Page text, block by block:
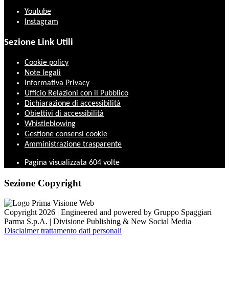
Youtube
Instagram
Sezione Link Utili
Cookie policy
Note legali
Informativa Privacy
Ufficio Relazioni con il Pubblico
Dichiarazione di accessibilità
Obiettivi di accessibilità
Whistleblowing
Gestione consensi cookie
Amministrazione trasparente
Pagina visualizzata 604 volte
Sezione Copyright
Copyright 2026 | Engineered and powered by Gruppo Spaggiari
Parma S.p.A. | Divisione Publishing & New Social Media
Disclaimer trattamento dati personali